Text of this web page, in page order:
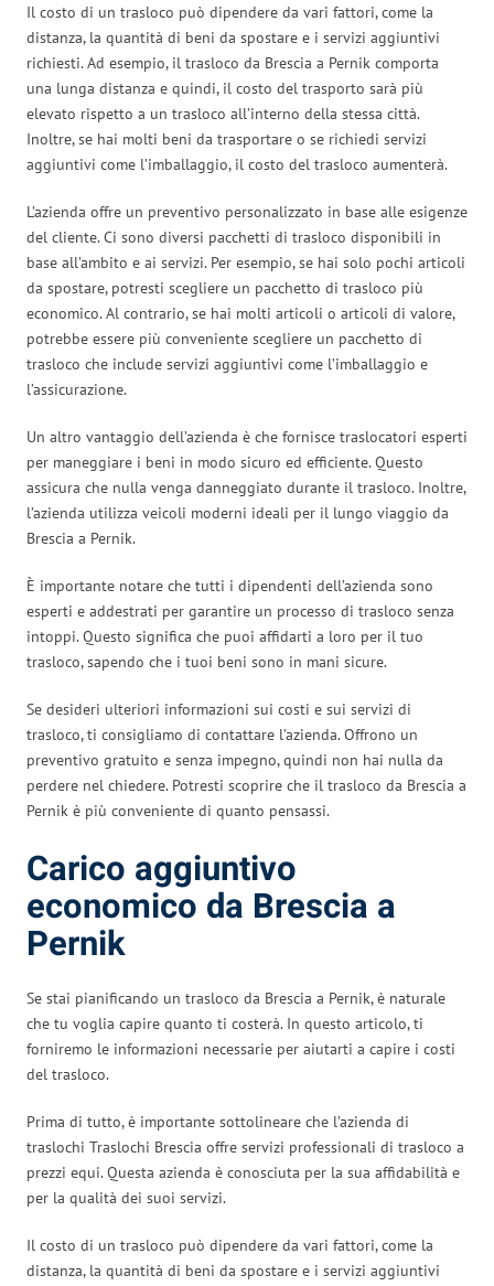
Il costo di un trasloco può dipendere da vari fattori, come la
distanza, la quantità di beni da spostare e i servizi aggiuntivi
richiesti. Ad esempio, il trasloco da Brescia a Pernik comporta
una lunga distanza e quindi, il costo del trasporto sarà più
elevato rispetto a un trasloco all’interno della stessa città.
Inoltre, se hai molti beni da trasportare o se richiedi servizi
aggiuntivi come l’imballaggio, il costo del trasloco aumenterà.
L’azienda offre un preventivo personalizzato in base alle esigenze
del cliente. Ci sono diversi pacchetti di trasloco disponibili in
base all’ambito e ai servizi. Per esempio, se hai solo pochi articoli
da spostare, potresti scegliere un pacchetto di trasloco più
economico. Al contrario, se hai molti articoli o articoli di valore,
potrebbe essere più conveniente scegliere un pacchetto di
trasloco che include servizi aggiuntivi come l’imballaggio e
l’assicurazione.
Un altro vantaggio dell’azienda è che fornisce traslocatori esperti
per maneggiare i beni in modo sicuro ed efficiente. Questo
assicura che nulla venga danneggiato durante il trasloco. Inoltre,
l’azienda utilizza veicoli moderni ideali per il lungo viaggio da
Brescia a Pernik.
È importante notare che tutti i dipendenti dell’azienda sono
esperti e addestrati per garantire un processo di trasloco senza
intoppi. Questo significa che puoi affidarti a loro per il tuo
trasloco, sapendo che i tuoi beni sono in mani sicure.
Se desideri ulteriori informazioni sui costi e sui servizi di
trasloco, ti consigliamo di contattare l’azienda. Offrono un
preventivo gratuito e senza impegno, quindi non hai nulla da
perdere nel chiedere. Potresti scoprire che il trasloco da Brescia a
Pernik è più conveniente di quanto pensassi.
Carico aggiuntivo
economico da Brescia a
Pernik
Se stai pianificando un trasloco da Brescia a Pernik, è naturale
che tu voglia capire quanto ti costerà. In questo articolo, ti
forniremo le informazioni necessarie per aiutarti a capire i costi
del trasloco.
Prima di tutto, è importante sottolineare che l’azienda di
traslochi Traslochi Brescia offre servizi professionali di trasloco a
prezzi equi. Questa azienda è conosciuta per la sua affidabilità e
per la qualità dei suoi servizi.
Il costo di un trasloco può dipendere da vari fattori, come la
distanza, la quantità di beni da spostare e i servizi aggiuntivi